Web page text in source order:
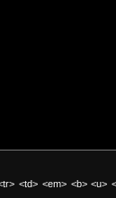
<td> <em> <b> <u>